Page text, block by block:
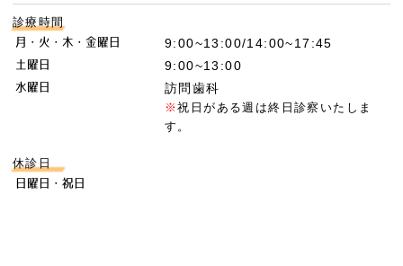
診療時間
月・火・木・金曜日 9:00~13:00/14:00~17:45
土曜日 9:00~13:00
水曜日 訪問歯科
※祝日がある週は終日診察いたしま
す。
休診日
日曜日・祝日